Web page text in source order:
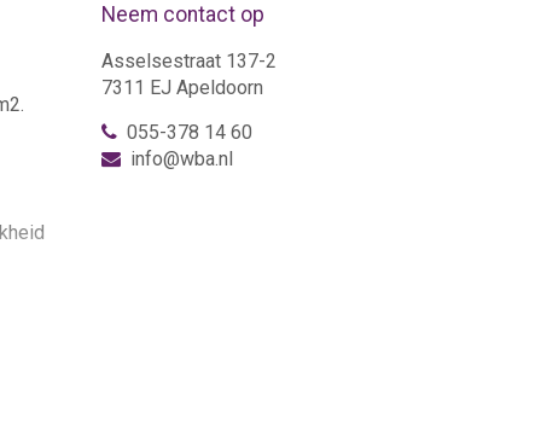
Neem contact op
Asselsestraat 137-2
7311 EJ Apeldoorn
055-378 14 60
info@wba.nl